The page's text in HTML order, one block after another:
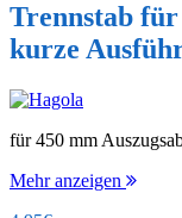
Trennstab für
kurze
für 450 mm
Mehr anzeigen